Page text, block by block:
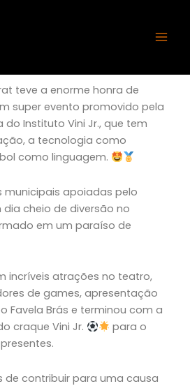
teve a enorme honra de
super evento promovido pela
Instituto Vini Jr., que tem
a tecnologia como
como linguagem.
municipais apoiadas pelo
cheio de diversão no
em um paraíso de
incríveis atrações no teatro,
de games, apresentação
Favela Brás e terminou com a
craque Vini Jr.
para o
de contribuir para uma causa